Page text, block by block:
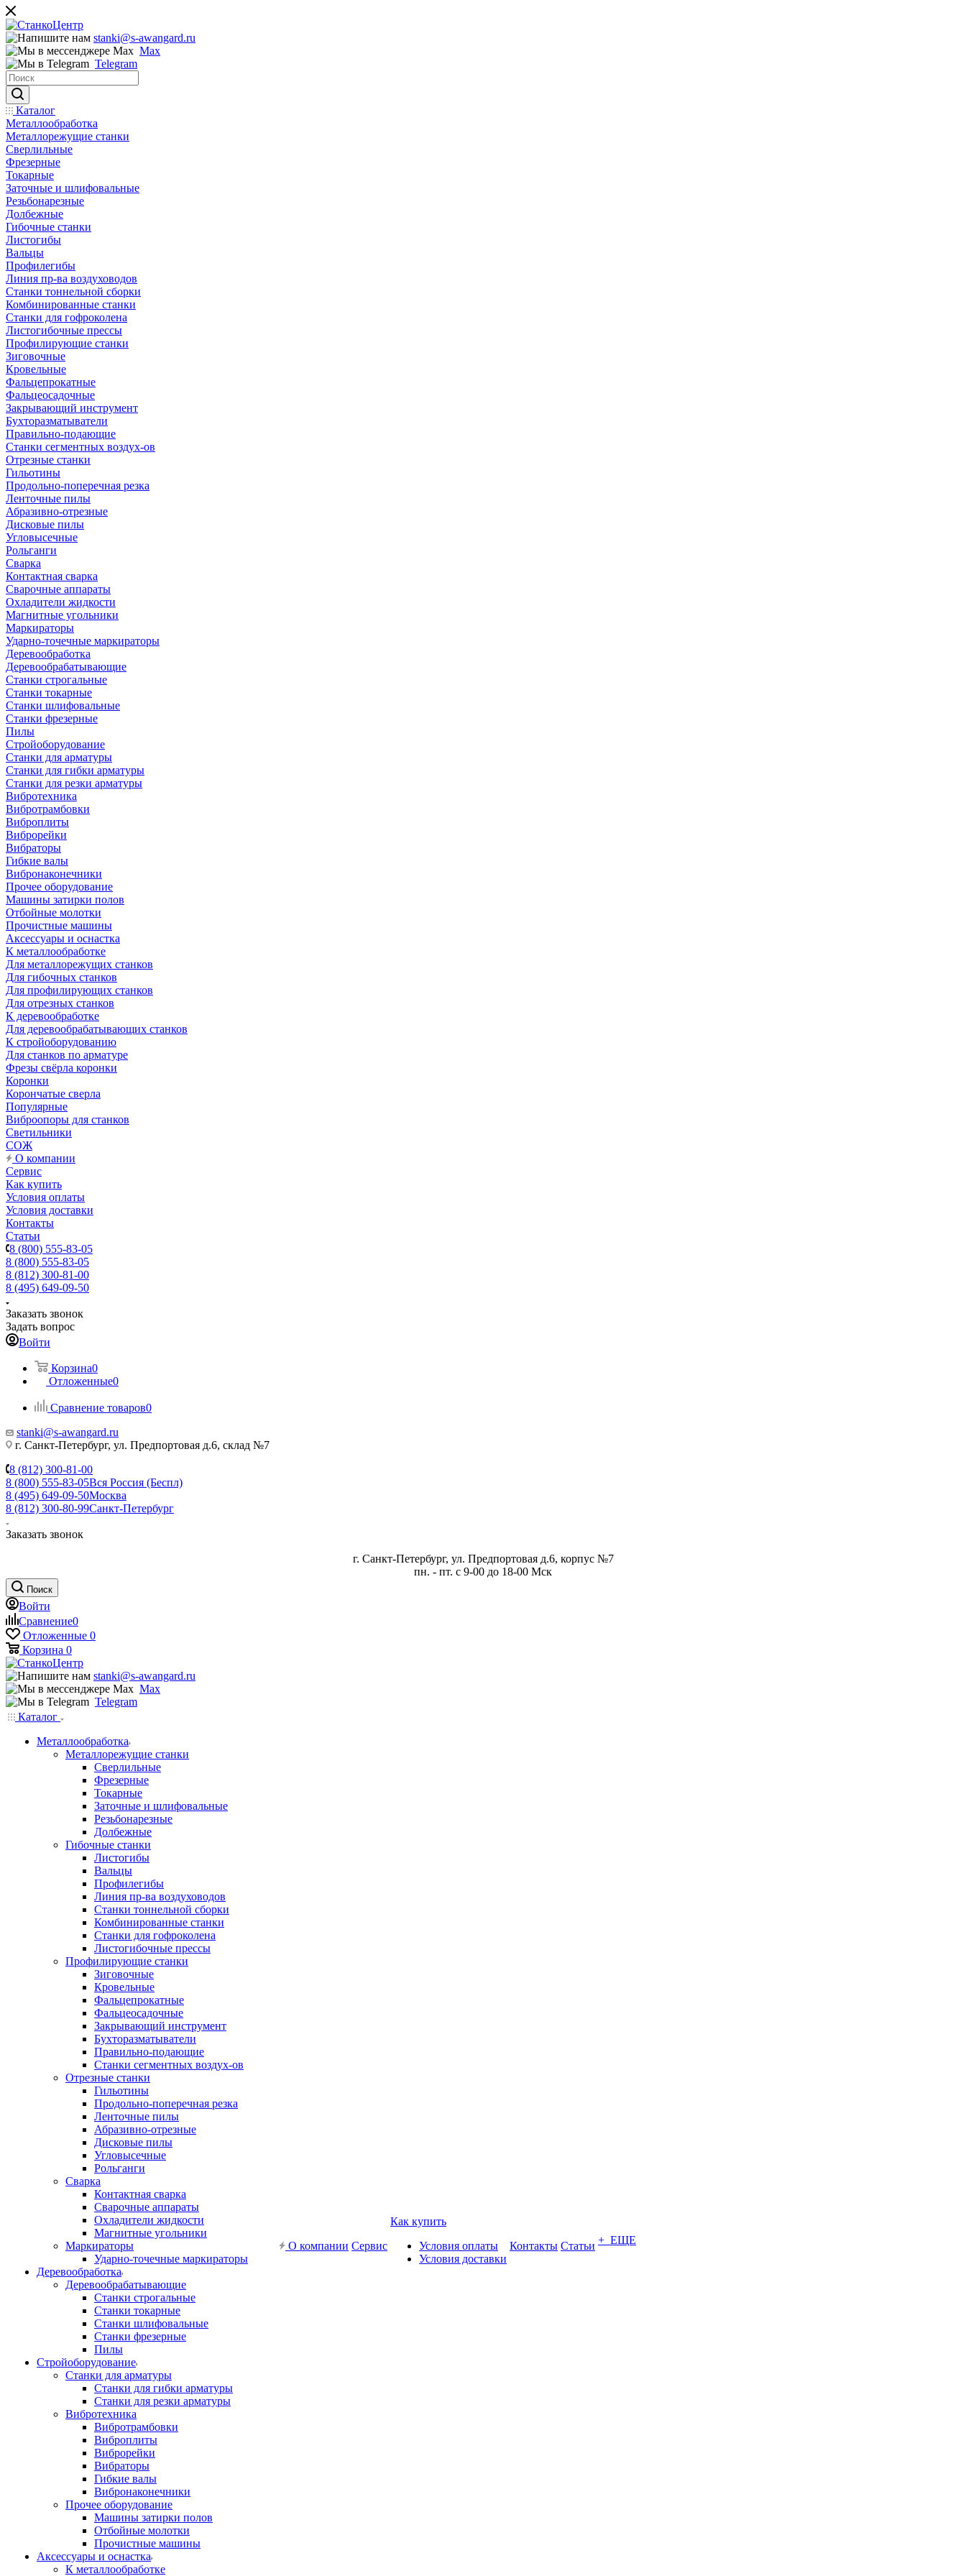
stanki@s-awangard.ru
Max
Telegram
Каталог
Металлообработка
Металлорежущие станки
Сверлильные
Фрезерные
Токарные
Заточные и шлифовальные
Резьбонарезные
Долбежные
Гибочные станки
Листогибы
Вальцы
Профилегибы
Линия пр-ва воздуховодов
Станки тоннельной сборки
Комбинированные станки
Станки для гофроколена
Листогибочные прессы
Профилирующие станки
Зиговочные
Кровельные
Фальцепрокатные
Фальцеосадочные
Закрывающий инструмент
Бухторазматыватели
Правильно-подающие
Станки сегментных воздух-ов
Отрезные станки
Гильотины
Продольно-поперечная резка
Ленточные пилы
Абразивно-отрезные
Дисковые пилы
Угловысечные
Рольганги
Сварка
Контактная сварка
Сварочные аппараты
Охладители жидкости
Магнитные угольники
Маркираторы
Ударно-точечные маркираторы
Деревообработка
Деревообрабатывающие
Станки строгальные
Станки токарные
Станки шлифовальные
Станки фрезерные
Пилы
Стройоборудование
Станки для арматуры
Станки для гибки арматуры
Станки для резки арматуры
Вибротехника
Вибротрамбовки
Виброплиты
Виброрейки
Вибраторы
Гибкие валы
Вибронаконечники
Прочее оборудование
Машины затирки полов
Отбойные молотки
Прочистные машины
Аксeccyapы и оснастка
К металлообработке
Для металлорежущих станков
Для гибочных станков
Для профилирующих станков
Для отрезных станков
К деревообработке
Для деревообрабатывающих станков
К стройоборудованию
Для станков по арматуре
Фрезы свёрла коронки
Коронки
Корончатые сверла
Популярные
Виброопоры для станков
Светильники
СОЖ
О компании
Сервис
Как купить
Условия оплаты
Условия доставки
Контакты
Статьи
8 (800) 555-83-05
8 (800) 555-83-05
8 (812) 300-81-00
8 (495) 649-09-50
Заказать звонок
Задать вопрос
Войти
Корзина0
Отложенные0
Сравнение товаров0
stanki@s-awangard.ru
г. Санкт-Петербург, ул. Предпортовая д.6, склад №7
8 (812) 300-81-00
8 (800) 555-83-05Вся Россия (Беспл)
8 (495) 649-09-50Москва
8 (812) 300-80-99Санкт-Петербург
Заказать звонок
г. Санкт-Петербург, ул. Предпортовая д.6, корпус №7
пн. - пт. с 9-00 до 18-00 Мск
Поиск
Войти
Сравнение0
Отложенные 0
Корзина 0
stanki@s-awangard.ru
Max
Telegram
Каталог
Металлообработка
Металлорежущие станки
Сверлильные
Фрезерные
Токарные
Заточные и шлифовальные
Резьбонарезные
Долбежные
Гибочные станки
Листогибы
Вальцы
Профилегибы
Линия пр-ва воздуховодов
Станки тоннельной сборки
Комбинированные станки
Станки для гофроколена
Листогибочные прессы
Профилирующие станки
Зиговочные
Кровельные
Фальцепрокатные
Фальцеосадочные
Закрывающий инструмент
Бухторазматыватели
Правильно-подающие
Станки сегментных воздух-ов
Отрезные станки
Гильотины
Продольно-поперечная резка
Ленточные пилы
Абразивно-отрезные
Дисковые пилы
Угловысечные
Рольганги
Сварка
Контактная сварка
Сварочные аппараты
Охладители жидкости
Магнитные угольники
Маркираторы
Ударно-точечные маркираторы
Деревообработка
Деревообрабатывающие
Станки строгальные
Станки токарные
Станки шлифовальные
Станки фрезерные
Пилы
Стройоборудование
Станки для арматуры
Станки для гибки арматуры
Станки для резки арматуры
Вибротехника
Вибротрамбовки
Виброплиты
Виброрейки
Вибраторы
Гибкие валы
Вибронаконечники
Прочее оборудование
Машины затирки полов
Отбойные молотки
Прочистные машины
Аксeccyapы и оснастка
К металлообработке
О компании Сервис
Как купить
Условия оплаты
Условия доставки
Контакты Статьи + ЕЩЕ